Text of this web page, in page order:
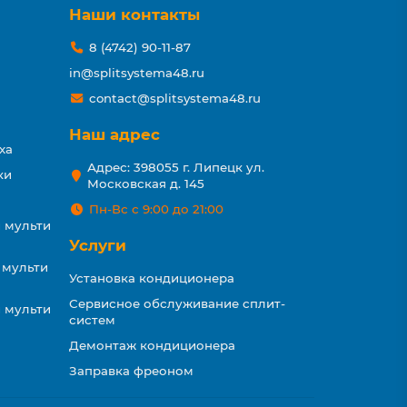
мульти
мульти
Наши контакты
8 (4742) 90-11-87
in@splitsystema48.ru
contact@splitsystema48.ru
Наш адрес
Адрес: 398055 г. Липецк ул.
Московская д. 145
Пн-Вс с 9:00 до 21:00
Услуги
Установка кондиционера
Сервисное обслуживание сплит-
систем
Демонтаж кондиционера
Заправка фреоном